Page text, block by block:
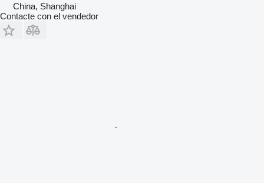
China, Shanghai
Contacte con el vendedor